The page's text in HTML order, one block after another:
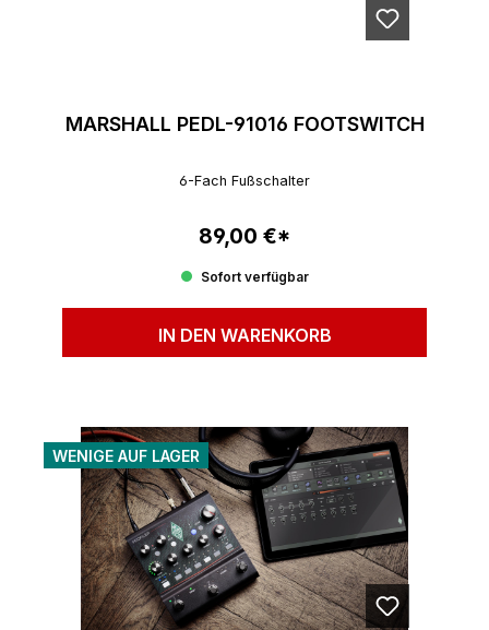
MARSHALL PEDL-91016 FOOTSWITCH
6-Fach Fußschalter
Regulärer Preis:
89,00 €*
Sofort verfügbar
IN DEN WARENKORB
WENIGE AUF LAGER